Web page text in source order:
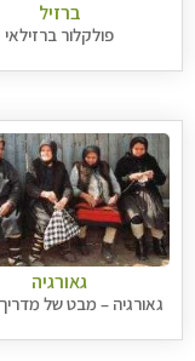
ברזיל
פולקלור ברזילאי
גאורגיה
גאורגיה – מבט של מדריך